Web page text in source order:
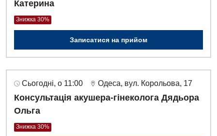
Катерина
Знижка 30%
Записатися на прийом
Сьогодні, о 11:00 Одеса, вул. Корольова, 17
Консультація акушера-гінеколога Дядьора
Ольга
Знижка 30%